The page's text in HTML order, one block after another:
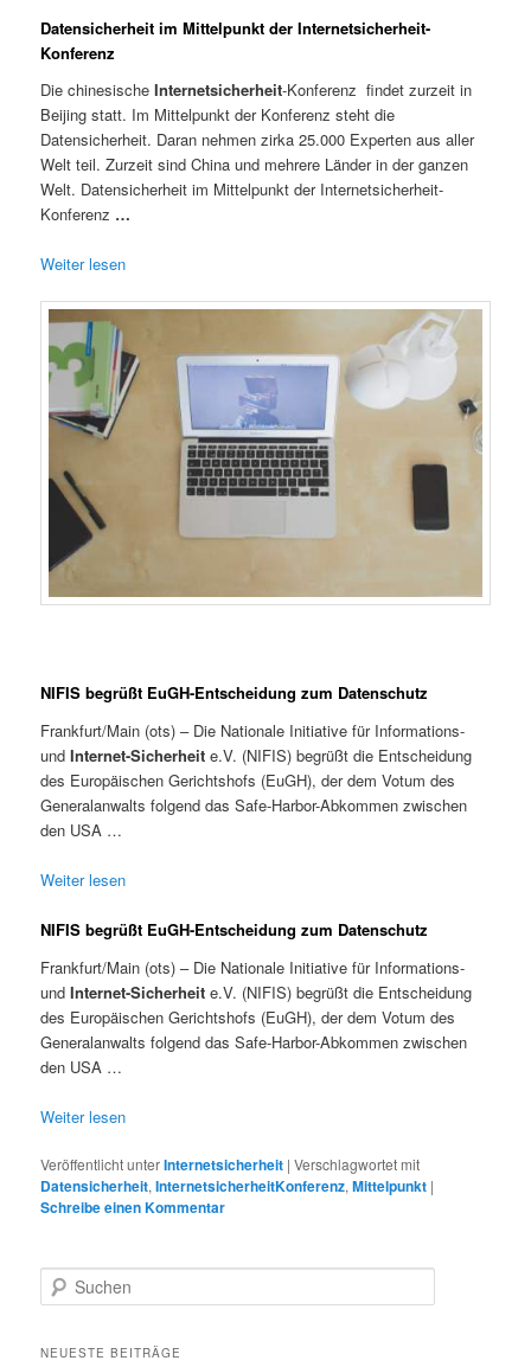
Datensicherheit im Mittelpunkt der Internetsicherheit-
Konferenz
Die chinesischeInternetsicherheit-Konferenz findet zurzeit in
Beijing statt. Im Mittelpunkt der Konferenz steht die
Datensicherheit. Daran nehmen zirka 25.000 Experten aus aller
Welt teil. Zurzeit sind China und mehrere Länder in der ganzen
Welt. Datensicherheit im Mittelpunkt der Internetsicherheit-
Konferenz …
Weiter lesen
NIFIS begrüßt EuGH-Entscheidung zum Datenschutz
Frankfurt/Main (ots) – Die Nationale Initiative für Informations-
undInternet-Sicherheit e.V. (NIFIS) begrüßt die Entscheidung
des Europäischen Gerichtshofs (EuGH), der dem Votum des
Generalanwalts folgend das Safe-Harbor-Abkommen zwischen
den USA …
Weiter lesen
NIFIS begrüßt EuGH-Entscheidung zum Datenschutz
Frankfurt/Main (ots) – Die Nationale Initiative für Informations-
undInternet-Sicherheit e.V. (NIFIS) begrüßt die Entscheidung
des Europäischen Gerichtshofs (EuGH), der dem Votum des
Generalanwalts folgend das Safe-Harbor-Abkommen zwischen
den USA …
Weiter lesen
Veröffentlicht unterInternetsicherheit |Verschlagwortet mit
Datensicherheit,InternetsicherheitKonferenz,Mittelpunkt |
Schreibe einen Kommentar
u
h
NEUESTE BEITRÄGE